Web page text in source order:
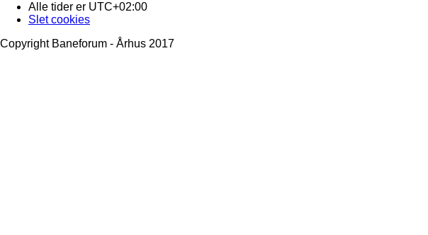
Alle tider er UTC+02:00
Slet cookies
Copyright Baneforum - Århus 2017